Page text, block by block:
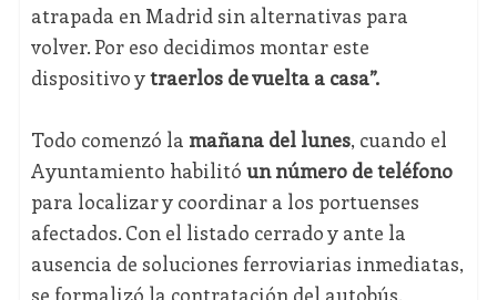
atrapada en Madrid sin alternativas para
volver. Por eso decidimos montar este
dispositivo ytraerlos de vuelta a casa”.
Todo comenzó la mañana del lunes, cuando el
Ayuntamiento habilitó un número de teléfono
para localizar y coordinar a los portuenses
afectados. Con el listado cerrado y ante la
ausencia de soluciones ferroviarias inmediatas,
se formalizó la contratación del autobús.